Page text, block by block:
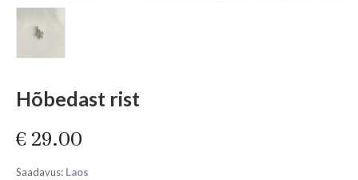
Hõbedast rist
€ 29.00
Saadavus: Laos